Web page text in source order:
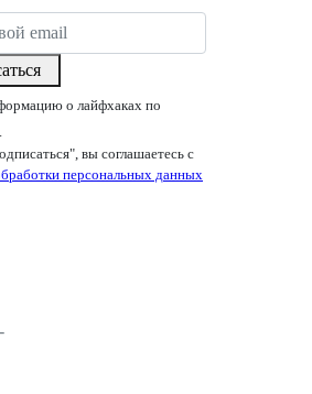
о лайфхаках по
вы соглашаетесь с
персональных данных